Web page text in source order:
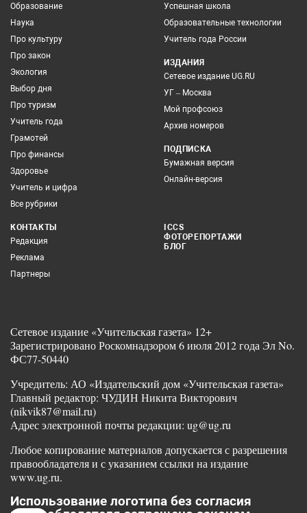
Образование
Наука
Про культуру
Про закон
Экология
Выбор дня
Про туризм
Учитель года
Грамотей
Про финансы
Здоровье
Учитель и цифра
Все рубрики
Успешная школа
Образовательные технологии
Учитель года России
ИЗДАНИЯ
Сетевое издание UG.RU
УГ – Москва
Мой профсоюз
Архив номеров
ПОДПИСКА
Бумажная версия
Онлайн-версия
КОНТАКТЫ
Редакция
Реклама
Партнеры
ICCS
ФОТОРЕПОРТАЖИ
БЛОГ
Сетевое издание «Учительская газета» 12+
Зарегистрировано Роскомнадзором 6 июля 2012 года Эл No.
ФС77-50440
Учредитель: АО «Издательский дом «Учительская газета»
Главный редактор: ЧУДИН Никита Викторович
(nikvik87@mail.ru)
Адрес электронной почты редакции: ug@ug.ru
Любое копирование материалов допускается с разрешения
правообладателя и с указанием ссылки на издание
www.ug.ru.
Использование логотипа без согласия